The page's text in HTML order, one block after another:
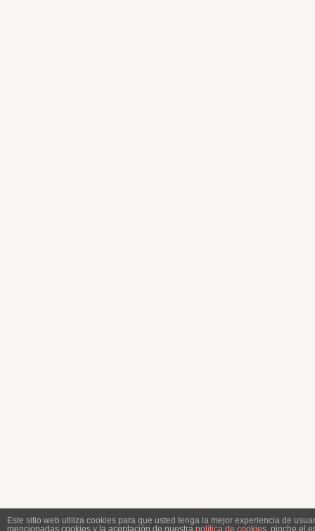
Este sitio web utiliza cookies para que usted tenga la mejor experiencia de
mencionadas cookies y la aceptación de nuestra política de cookies , pinche el